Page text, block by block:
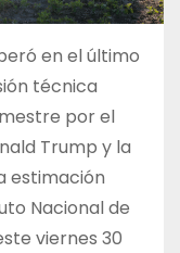
en el último
técnica
por el
Trump y la
estimación
Nacional de
viernes 30